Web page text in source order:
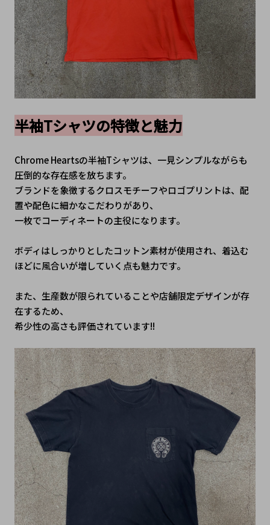
半袖Tシャツの特徴と魅力
Chrome Heartsの半袖Tシャツは、一見シンプルながらも
圧倒的な存在感を放ちます。
ブランドを象徴するクロスモチーフやロゴプリントは、配
置や配色に細かなこだわりがあり、
一枚でコーディネートの主役になります。
ボディはしっかりとしたコットン素材が使用され、着込む
ほどに風合いが増していく点も魅力です。
また、生産数が限られていることや店舗限定デザインが存
在するため、
希少性の高さも評価されています!!